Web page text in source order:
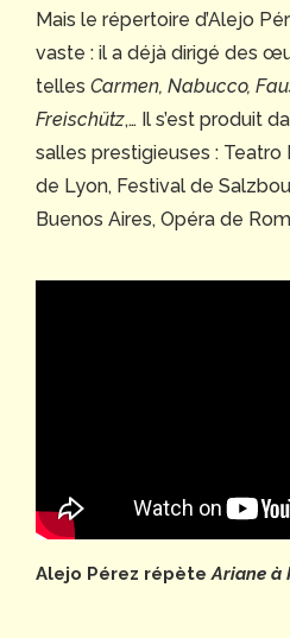
Mais le répertoire d’Alejo
vaste : il a déjà dirigé des
telles Carmen, Nabucco,
Freischütz,… Il s’est produit
salles prestigieuses : Teatro
de Lyon, Festival de
Buenos Aires, Opéra de
Alejo Pérez répèteAriane à